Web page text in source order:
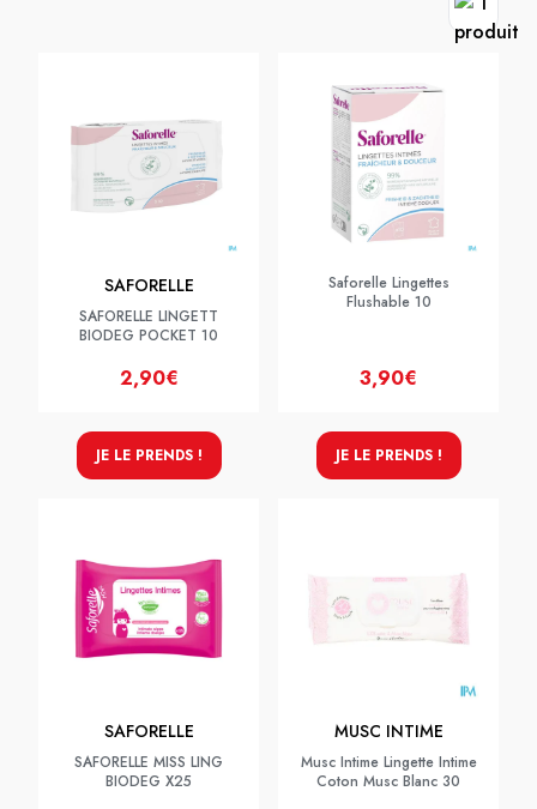
SAFORELLE
SAFORELLE LINGETT
BIODEG POCKET 10
2,90€
JE LE PRENDS !
Saforelle Lingettes
Flushable 10
3,90€
JE LE PRENDS !
SAFORELLE
SAFORELLE MISS LING
BIODEG X25
MUSC INTIME
Musc Intime Lingette Intime
Coton Musc Blanc 30